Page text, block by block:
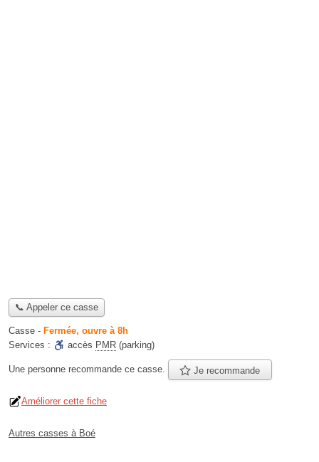
📞 Appeler ce casse
Casse - Fermée, ouvre à 8h
Services :
accès PMR (parking)
Une personne recommande ce casse. Je recommande
Améliorer cette fiche
Autres casses à Boé